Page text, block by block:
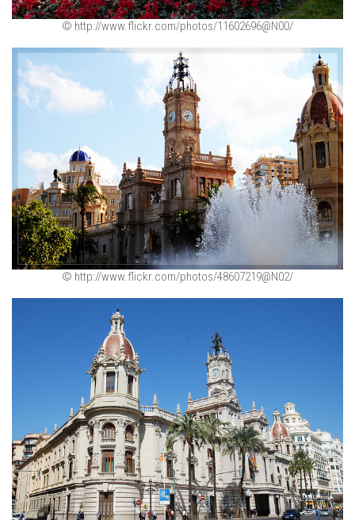
© http://www.flickr.com/photos/11602696@N00/
© http://www.flickr.com/photos/48607219@N02/